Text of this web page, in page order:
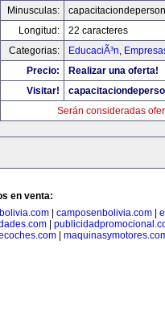
Minusculas:
Longitud:
22 caracteres
Categorias:
EducaciÃ³n,
Precio:
Realizar una oferta!
Visitar!
Serán consideradas
en venta:
| camposenbolivia.com|